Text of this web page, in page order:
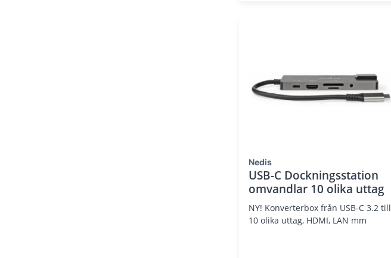
Nedis
USB-C Dockningsstation
omvandlar 10 olika uttag
NY! Konverterbox från USB-C 3.2 till
10 olika uttag, HDMI, LAN mm